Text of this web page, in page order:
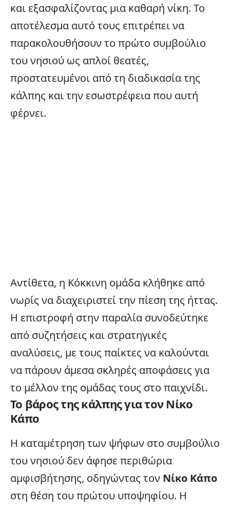
και εξασφαλίζοντας μια καθαρή νίκη. Το
αποτέλεσμα αυτό τους επιτρέπει να
παρακολουθήσουν το πρώτο συμβούλιο
του νησιού ως απλοί θεατές,
προστατευμένοι από τη διαδικασία της
κάλπης και την εσωστρέφεια που αυτή
φέρνει.
Αντίθετα, η Κόκκινη ομάδα κλήθηκε από
νωρίς να διαχειριστεί την πίεση της ήττας.
Η επιστροφή στην παραλία συνοδεύτηκε
από συζητήσεις και στρατηγικές
αναλύσεις, με τους παίκτες να καλούνται
να πάρουν άμεσα σκληρές αποφάσεις για
το μέλλον της ομάδας τους στο παιχνίδι.
Το βάρος της κάλπης για τον Νίκο
Κάπο
Η καταμέτρηση των ψήφων στο συμβούλιο
του νησιού δεν άφησε περιθώρια
αμφισβήτησης, οδηγώντας τον Νίκο Κάπο
στη θέση του πρώτου υποψηφίου. Η